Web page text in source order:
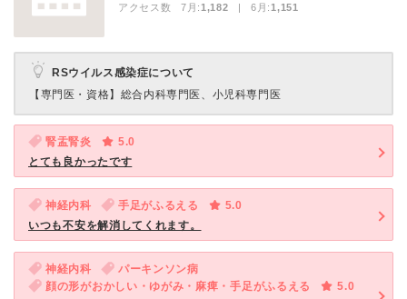
アクセス数 7月:1,182 | 6月:1,151
RSウイルス感染症について
【専門医・資格】 総合内科専門医、小児科専門医
腎盂腎炎
5.0
とても良かったです
神経内科 手足がふるえる
5.0
いつも不安を解消してくれます。
神経内科
パーキンソン病
顔の形がおかしい・ゆがみ・麻痺・手足がふるえる
5.0